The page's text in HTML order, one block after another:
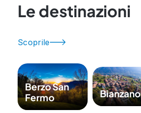
Le destinazioni
Scoprile
Berzo San
Fermo
Bianzano